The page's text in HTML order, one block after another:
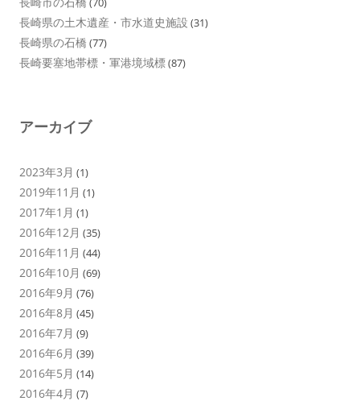
長崎県の土木遺産・市水道史施設 (31)
長崎県の石橋 (77)
長崎要塞地帯標・軍港境域標(87)
アーカイブ
2023年3月 (1)
2019年11月 (1)
2017年1月 (1)
2016年12月 (35)
2016年11月 (44)
2016年10月 (69)
2016年9月 (76)
2016年8月 (45)
2016年7月 (9)
2016年6月 (39)
2016年5月 (14)
2016年4月 (7)